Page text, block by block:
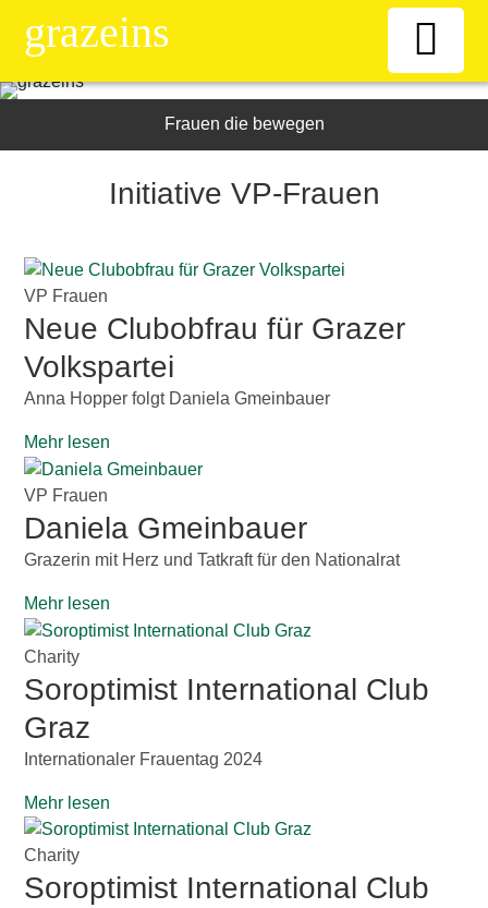
grazeins
Willkommen
Senioren
ÖAAB
Wirtschaftsbund
Mitglied werden
Tipps
Gassenschaun
Gassenschaun 2019
Frauen die bewegen
Initiative VP-Frauen
VP Frauen
Neue Clubobfrau für Grazer
Volkspartei
Anna Hopper folgt Daniela Gmeinbauer
Mehr lesen
VP Frauen
Daniela Gmeinbauer
Grazerin mit Herz und Tatkraft für den Nationalrat
Mehr lesen
Charity
Soroptimist International Club
Graz
Internationaler Frauentag 2024
Mehr lesen
Charity
Soroptimist International Club